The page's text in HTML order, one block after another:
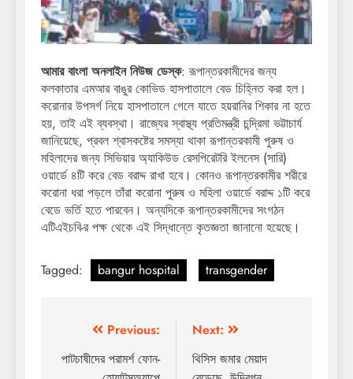
আমার বাংলা অনলাইন নিউজ ডেস্ক: রূপান্তরকামীদের জন্য
কলকাতার এমআর বাঙুর কোভিড হাসপাতালে বেড চিহ্নিত করা হল।
করোনার উপসর্গ নিয়ে হাসপাতালে গেলে যাতে হয়রানির শিকার না হতে
হয়, তাই এই ব্যবস্থা। রাজ্যের স্বাস্থ্য প্রতিমন্ত্রী চন্দ্রিমা ভট্টাচার্য
জানিয়েছে, প্রবল শ্বাসকষ্টের সমস্যা থাকা রূপান্তরকামী পুরুষ ও
মহিলাদের জন্য সিভিয়ার অ্যাকিউড রেসপিরেটরি ইলনেস (সারি)
ওয়ার্ডে ৪টি করে বেড বরাদ্দ রাখা হবে। কোনও রূপান্তরকামীর শরীরে
করোনা ধরা পড়লে তাঁরা করোনা পুরুষ ও মহিলা ওয়ার্ডে বরাদ্দ ১টি করে
বেডে ভর্তি হতে পারবেন। অন্যদিকে রূপান্তরকামীদের সংগঠন
এটিএইচবি-র পক্ষ থেকে এই সিদ্ধান্তে কৃতজ্ঞতা জানানো হয়েছে।
Tagged: bangur hospital transgender
navigation
Previous:
পাটচাষীদের পরামর্শ ফোন-
Next:
থিসিস জমার মেয়াদ